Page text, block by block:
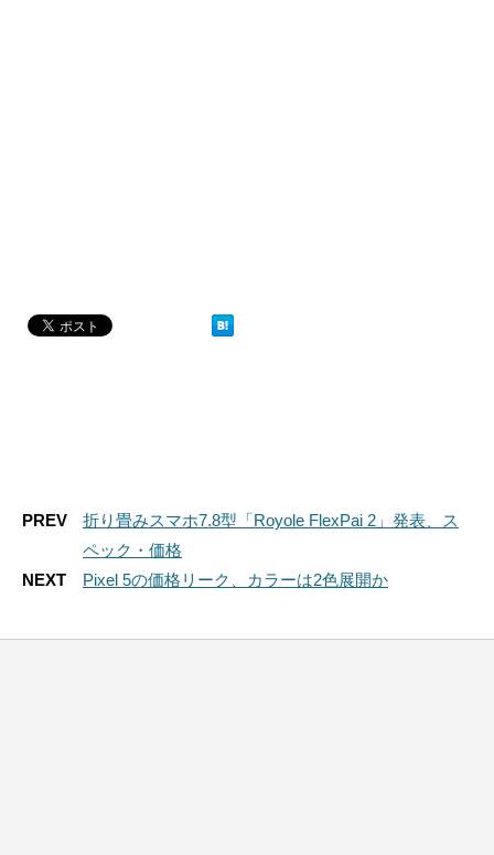
PREV
折り畳みスマホ7.8型「Royole FlexPai 2」発表、ス
ペック・価格
NEXT
Pixel 5の価格リーク、カラーは2色展開か